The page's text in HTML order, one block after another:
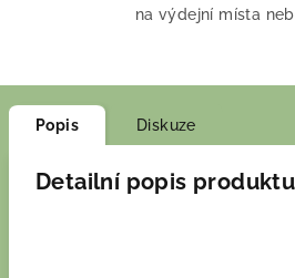
na výdejní místa
Popis Diskuze
Detailní popis produktu